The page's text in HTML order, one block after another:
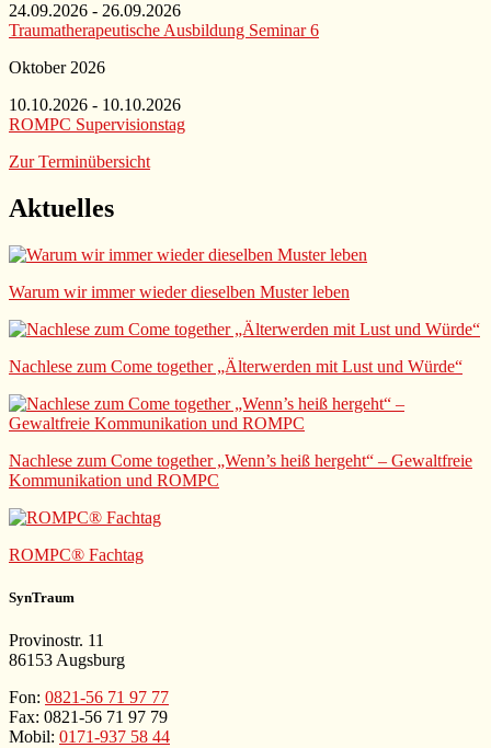
24.09.2026 - 26.09.2026
Traumatherapeutische Ausbildung Seminar 6
Oktober 2026
10.10.2026 - 10.10.2026
ROMPC Supervisionstag
Zur Terminübersicht
Aktuelles
Warum wir immer wieder dieselben Muster leben
Nachlese zum Come together „Älterwerden mit Lust und Würde“
Nachlese zum Come together „Wenn’s heiß hergeht“ – Gewaltfreie
Kommunikation und ROMPC
ROMPC® Fachtag
SynTraum
Provinostr. 11
86153 Augsburg
Fon: 0821-56 71 97 77
Fax: 0821-56 71 97 79
Mobil: 0171-937 58 44